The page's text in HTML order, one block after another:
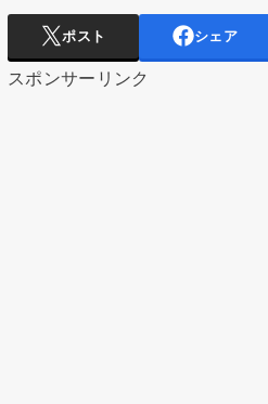
ポスト シェア
スポンサーリンク